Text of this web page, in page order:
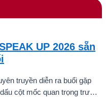
UP 2026 sẵn
truyền diễn ra buổi gặp
cột mốc quan trọng trước